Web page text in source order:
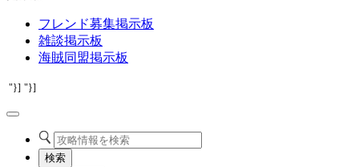
フレンド募集掲示板
雑談掲示板
海賊同盟掲示板
"}] "}]
検索